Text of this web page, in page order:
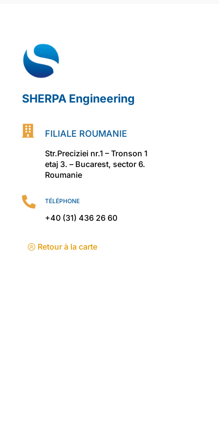
SHERPA Engineering
 FILIALE ROUMANIE
Str.Preciziei nr.1 – Tronson 1
etaj 3. – Bucarest, sector 6.
Roumanie
 TÉLÉPHONE
+40 (31) 436 26 60
Retour à la carte